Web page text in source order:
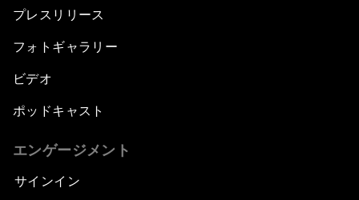
プレスリリース
フォトギャラリー
ビデオ
ポッドキャスト
エンゲージメント
サインイン